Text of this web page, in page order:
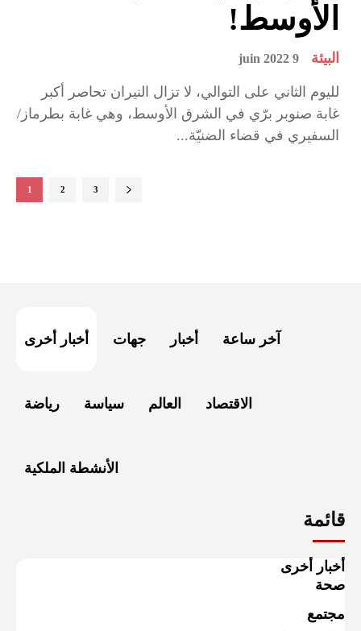
الأوسط!
البيئة 9 juin 2022
لليوم الثاني على التوالي، لا تزال النيران تحاصر أكبر
غابة صنوبر برّي في الشرق الأوسط، وهي غابة بطرماز/
السفيري في قضاء الضنيّة...
1 2 3
أخبار أخرى جهات أخبار آخر ساعة
رياضة سياسة العالم الاقتصاد
الأنشطة الملكية
قائمة
أخبار أخرى
صحة
مجتمع